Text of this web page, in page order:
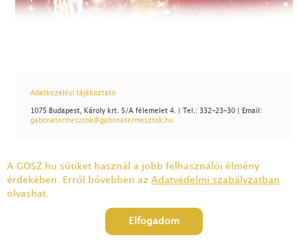
Adatkezelési tájékoztató
1075 Budapest, Károly krt. 5/A félemelet 4. | Tel.: 332-23-30 | Email:
gabonatermesztok@gabonatermesztok.hu
A GOSZ.hu sütiket használ a jobb felhasználói élmény
érdekében. Erről bővebben az Adatvédelmi szabályzatban
olvashat.
Elfogadom